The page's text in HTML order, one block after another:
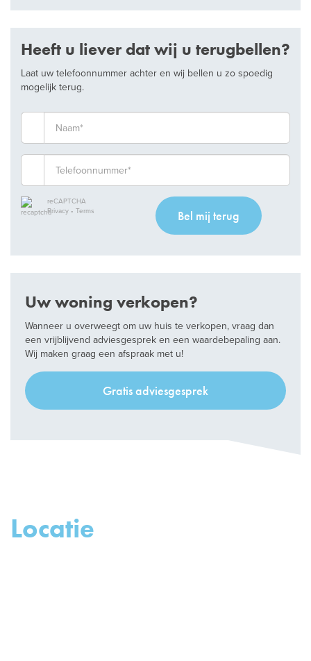
Heeft u liever dat wij u terugbellen?
Laat uw telefoonnummer achter en wij bellen u zo spoedig
mogelijk terug.
reCAPTCHA
Privacy • Terms Bel mij terug
Uw woning verkopen?
Wanneer u overweegt om uw huis te verkopen, vraag dan
een vrijblijvend adviesgesprek en een waardebepaling aan.
Wij maken graag een afspraak met u!
Gratis adviesgesprek
Locatie